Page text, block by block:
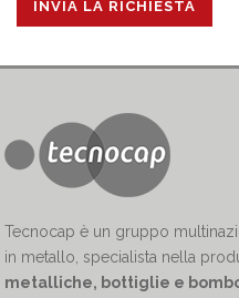
Tecnocap è un gruppo
in metallo, specialista nella
metalliche, bottiglie e